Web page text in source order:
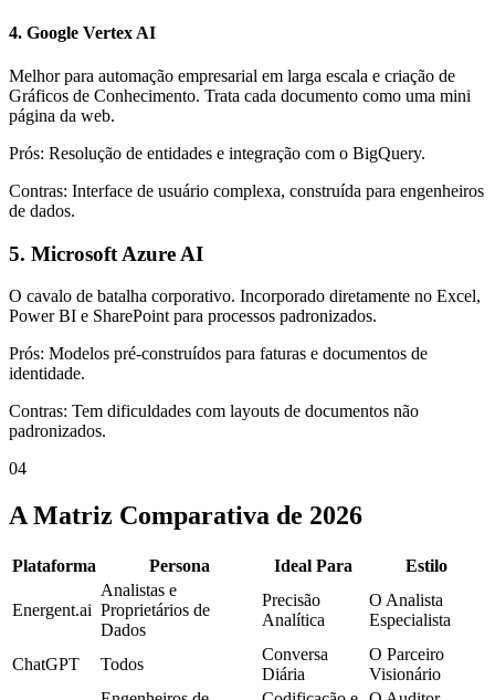
4. Google Vertex AI
Melhor para automação empresarial em larga escala e criação de
Gráficos de Conhecimento. Trata cada documento como uma mini
página da web.
Prós: Resolução de entidades e integração com o BigQuery.
Contras: Interface de usuário complexa, construída para engenheiros
de dados.
5. Microsoft Azure AI
O cavalo de batalha corporativo. Incorporado diretamente no Excel,
Power BI e SharePoint para processos padronizados.
Prós: Modelos pré-construídos para faturas e documentos de
identidade.
Contras: Tem dificuldades com layouts de documentos não
padronizados.
04
A Matriz Comparativa de 2026
Plataforma Persona Ideal Para Estilo
Energent.ai
Analistas e
Proprietários de
Dados
Precisão
Analítica
O Analista
Especialista
ChatGPT Todos
Conversa
Diária
O Parceiro
Visionário